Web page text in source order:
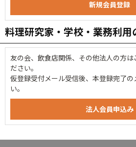
料理研究家・学校・業務利用
友の会、飲食店関係、その他法人の方は
ださい。
仮登録受付メール受信後、本登録完了
い。